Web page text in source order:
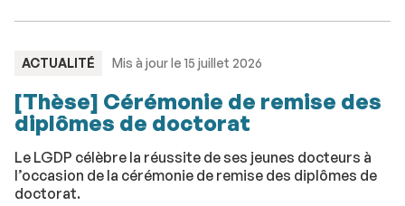
TYPE
ACTUALITÉ Mis à jour le 15 juillet 2026
[Thèse] Cérémonie de remise des
diplômes de doctorat
Le LGDP célèbre la réussite de ses jeunes docteurs à
l’occasion de la cérémonie de remise des diplômes de
doctorat.